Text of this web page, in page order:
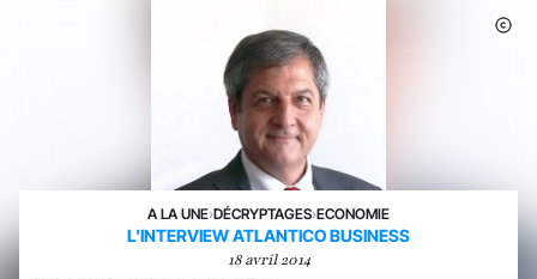
A LA UNE›DÉCRYPTAGES›ECONOMIE
L'INTERVIEW ATLANTICO BUSINESS
18 avril 2014